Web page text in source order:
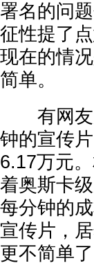
署名的问
征性提了
现在的情
简单。
有网友
钟的宣传
6.17万元
着奥斯卡
每分钟的
宣传片，
更不简单了